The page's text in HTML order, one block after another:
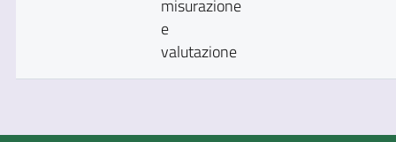
misurazione
e
valutazione